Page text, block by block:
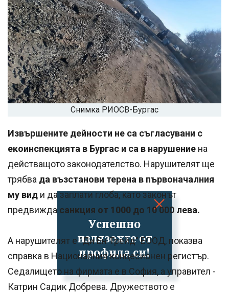
Успешно
излязохте от
профила си!
Снимка РИОСВ-Бургас
Извършените дейности не са съгласувани с
екоинспекцията в Бургас и са в нарушение на
действащото законодателство. Нарушителят ще
трябва да възстанови терена в първоначалния
му вид и да заплати глоба, като законът
предвижда санкция от 1000 до 10 000 лева.
А нарушителят е "Ди Ен Трейд" ЕООД, показва
справка в Националния концесионен регистър.
Седалището на фирмата е в София, а управител -
Катрин Садик Добрева. Дружеството е